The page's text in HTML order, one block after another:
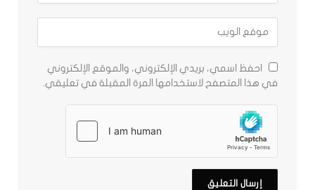
احفظ اسمي، بريدي الإلكتروني، والموقع الإلكتروني
في هذا المتصفح لاستخدامها المرة المقبلة في تعليقي.